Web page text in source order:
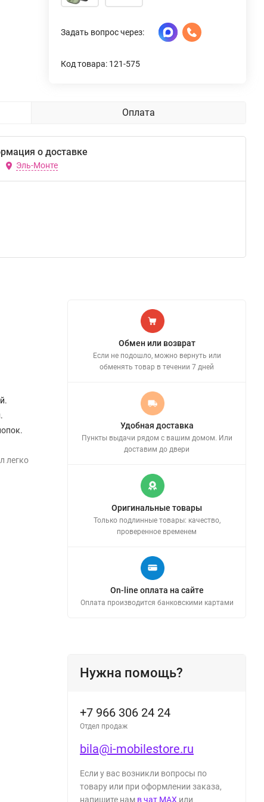
Задать вопрос через:
Код товара: 121-575
Оплата
о доставке
Эль-Монте
легко
Обмен или возврат
Если не подошло, можно вернуть или
обменять товар в течении 7 дней
Удобная доставка
Пункты выдачи рядом с вашим домом. Или
доставим до двери
Оригинальные товары
Только подлинные товары: качество,
проверенное временем
On-line оплата на сайте
Оплата производится банковскими картами
Нужна помощь?
+7 966 306 24 24
Отдел продаж
bila@i-mobilestore.ru
Если у вас возникли вопросы по
товару или при оформлении заказа,
напишите нам в чат MAX или